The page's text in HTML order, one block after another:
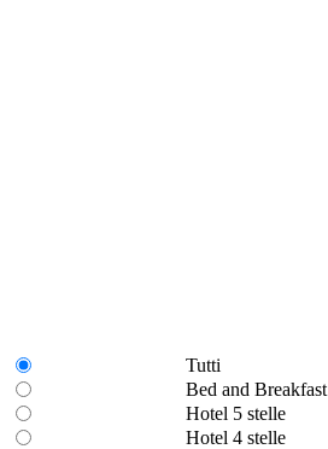
Tutti
Bed and Breakfast
Hotel 5 stelle
Hotel 4 stelle